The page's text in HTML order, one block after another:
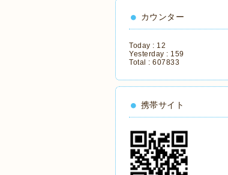
カウンター
Today : 12
Yesterday : 159
Total : 607833
携帯サイト